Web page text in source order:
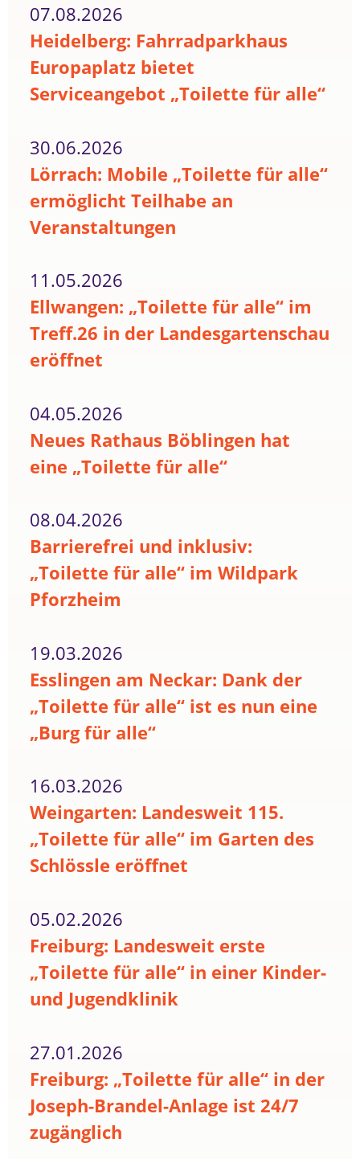
07.08.2026
Heidelberg: Fahrradparkhaus
Europaplatz bietet
Serviceangebot „Toilette für alle“
30.06.2026
Lörrach: Mobile „Toilette für alle“
ermöglicht Teilhabe an
Veranstaltungen
11.05.2026
Ellwangen: „Toilette für alle“ im
Treff.26 in der Landesgartenschau
eröffnet
04.05.2026
Neues Rathaus Böblingen hat
eine „Toilette für alle“
08.04.2026
Barrierefrei und inklusiv:
„Toilette für alle“ im Wildpark
Pforzheim
19.03.2026
Esslingen am Neckar: Dank der
„Toilette für alle“ ist es nun eine
„Burg für alle“
16.03.2026
Weingarten: Landesweit 115.
„Toilette für alle“ im Garten des
Schlössle eröffnet
05.02.2026
Freiburg: Landesweit erste
„Toilette für alle“ in einer Kinder-
und Jugendklinik
27.01.2026
Freiburg: „Toilette für alle“ in der
Joseph-Brandel-Anlage ist 24/7
zugänglich